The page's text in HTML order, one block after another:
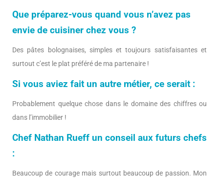
Que préparez-vous quand vous n’avez pas
envie de cuisiner chez vous ?
Des pâtes bolognaises, simples et toujours satisfaisantes et
surtout c’est le plat préféré de ma partenaire !
Si vous aviez fait un autre métier, ce serait :
Probablement quelque chose dans le domaine des chiffres ou
dans l’immobilier !
Chef Nathan Rueff un conseil aux futurs chefs
:
Beaucoup de courage mais surtout beaucoup de passion. Mon